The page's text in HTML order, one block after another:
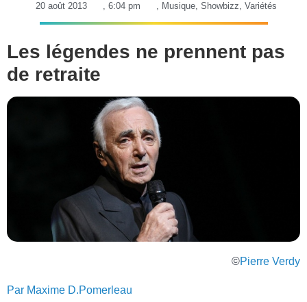
20 août 2013 , 6:04 pm , Musique, Showbizz, Variétés
Les légendes ne prennent pas
de retraite
©Pierre Verdy
Par Maxime D.Pomerleau